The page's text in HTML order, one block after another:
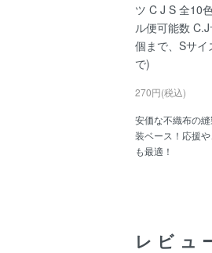
ツ C J S 全10
ル便可能数
個まで、Sサイ
で)
270円(税込)
安価な不織布の
装ベース！応援
も最適！
レビュ